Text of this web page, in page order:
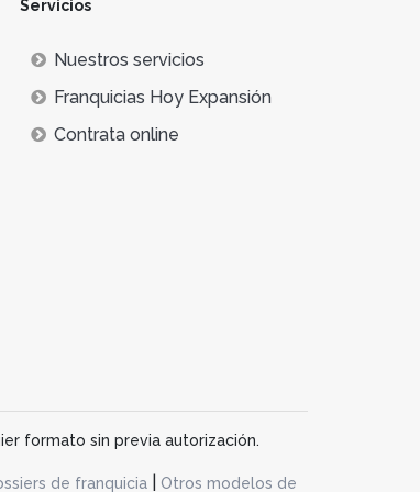
de manera más fácil a través
propios
, con los que hacer
tener
clave para la sociedad, ya que la
productos favoritos.
Servicios
Nuestros servicios
Franquicias Hoy Expansión
Contrata online
formato sin previa autorización.
de franquicia| Otros modelos de